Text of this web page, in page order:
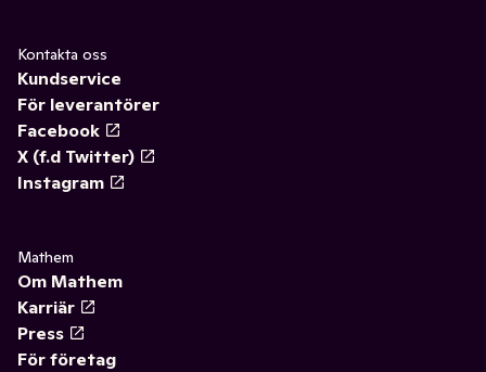
Kontakta oss
Kundservice
För leverantörer
Facebook
X (f.d Twitter)
Instagram
Mathem
Om Mathem
Karriär
Press
För företag